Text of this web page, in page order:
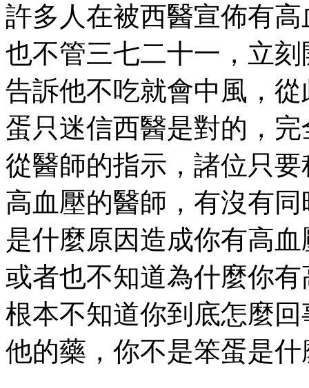
許多人在被西醫宣佈有
也不管三七二十一，立
告訴他不吃就會中風，
蛋只迷信西醫是對的，
從醫師的指示，諸位只
高血壓的醫師，有沒有
是什麼原因造成你有高
或者也不知道為什麼你
根本不知道你到底怎麼
他的藥，你不是笨蛋是